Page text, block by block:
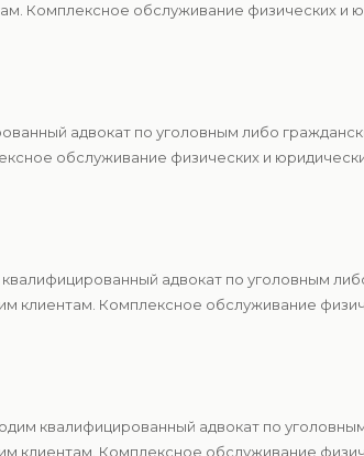
Комплексное обслуживание физических и
адвокат по уголовным либо
обслуживание физических и
адвокат по уголовным
клиентам. Комплексное обслуживание
квалифицированный адвокат по
клиентам. Комплексное обслуживание